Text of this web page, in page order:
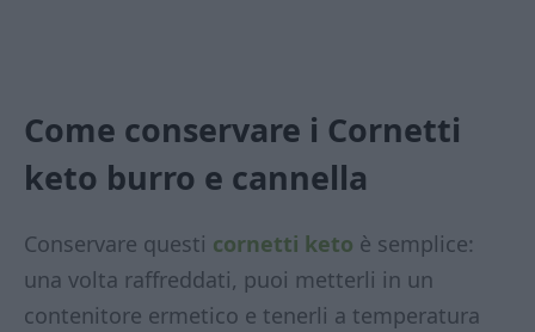
Come conservare i Cornetti
keto burro e cannella
Conservare questi cornetti keto è semplice:
una volta raffreddati, puoi metterli in un
contenitore ermetico e tenerli a temperatura